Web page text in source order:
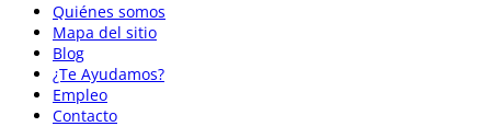
Quiénes somos
Mapa del sitio
Blog
¿Te Ayudamos?
Empleo
Contacto